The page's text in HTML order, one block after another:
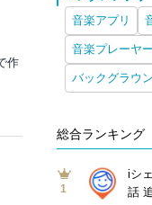
作
音楽アプリ
音楽プレーヤ
バックグラウ
総合ランキング
1
iシ
話